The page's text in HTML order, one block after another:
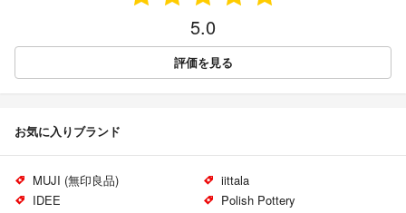
5.0
評価を見る
お気に入りブランド
MUJI (無印良品)
iittala
IDEE
Polish Pottery